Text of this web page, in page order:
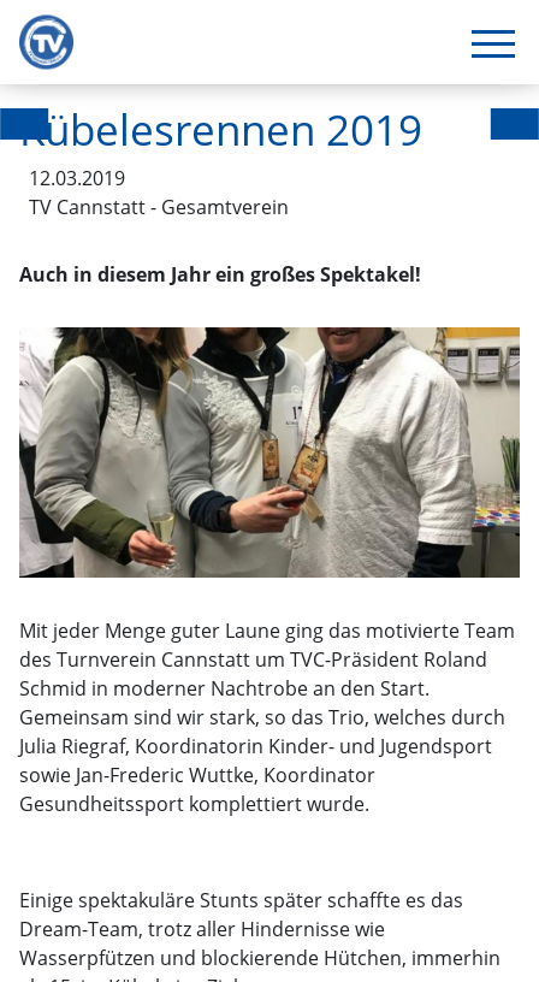
Kübelesrennen 2019
12.03.2019
TV Cannstatt - Gesamtverein
Auch in diesem Jahr ein großes Spektakel!
Mit jeder Menge guter Laune ging das motivierte Team
des Turnverein Cannstatt um TVC-Präsident Roland
Schmid in moderner Nachtrobe an den Start.
Gemeinsam sind wir stark, so das Trio, welches durch
Julia Riegraf, Koordinatorin Kinder- und Jugendsport
sowie Jan-Frederic Wuttke, Koordinator
Gesundheitssport komplettiert wurde.
Einige spektakuläre Stunts später schaffte es das
Dream-Team, trotz aller Hindernisse wie
Wasserpfützen und blockierende Hütchen, immerhin